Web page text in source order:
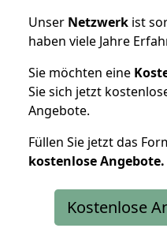
Unser Netzwerk ist
haben viele Jahre
Sie möchten eine
Sie sich jetzt
Angebote.
Füllen Sie jetzt das
kostenloseAngebote.
Kostenlose